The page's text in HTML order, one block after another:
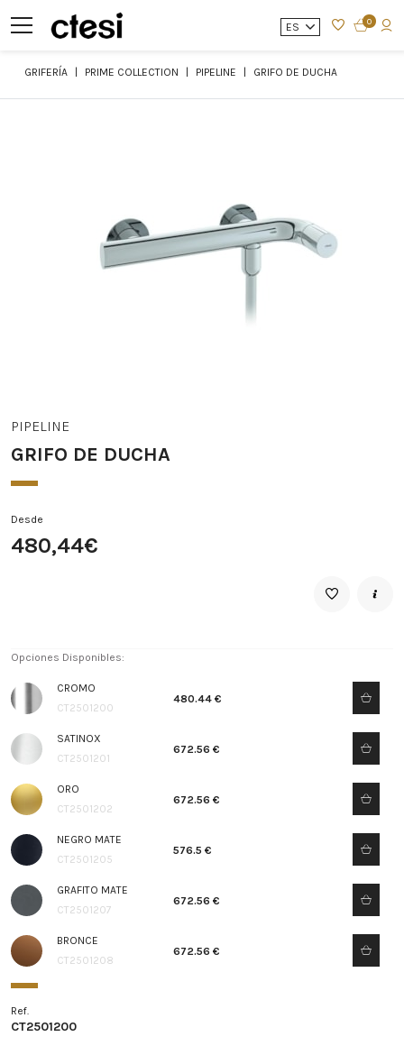
ES 0
GRIFERÍA PRIME COLLECTION PIPELINE GRIFO DE DUCHA
PIPELINE
GRIFO DE DUCHA
Desde
480,44€
Opciones Disponibles:
CROMO
CT2501200
480.44 €
SATINOX
CT2501201
672.56 €
ORO
CT2501202
672.56 €
NEGRO MATE
CT2501205
576.5 €
GRAFITO MATE
CT2501207
672.56 €
BRONCE
CT2501208
672.56 €
Ref.
CT2501200